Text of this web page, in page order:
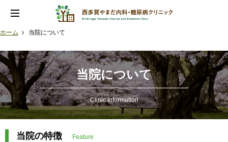
ホーム 当院について
当院について
Clinic Information
当院の特徴 Feature